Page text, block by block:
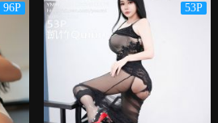
96P 53P